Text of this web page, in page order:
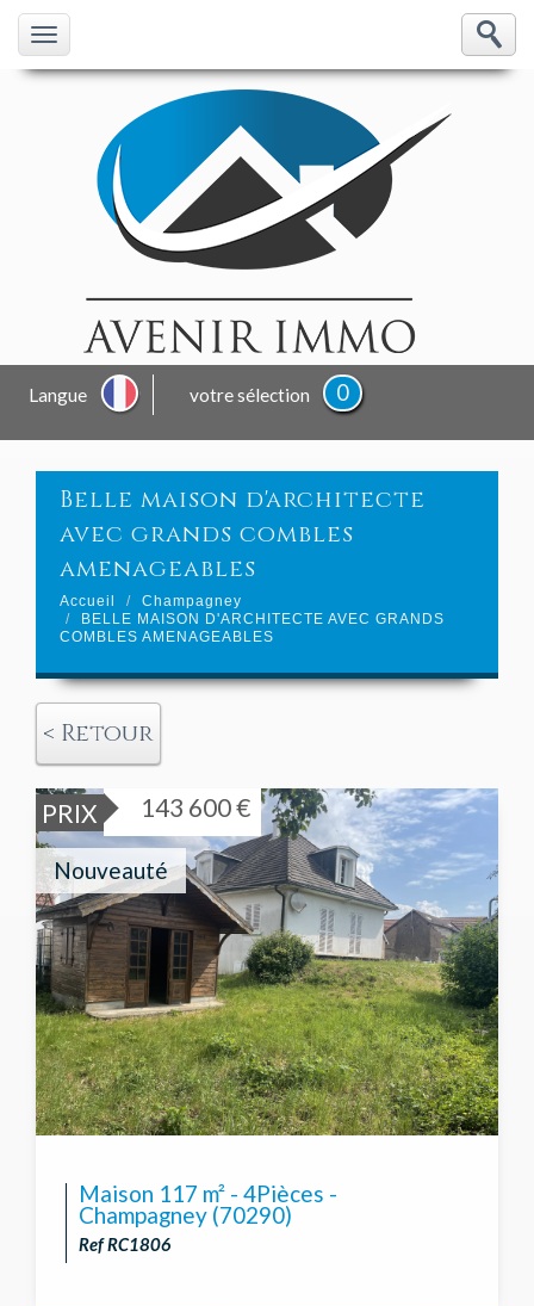
Langue votre sélection 0
belle maison d'architecte
avec grands combles
amenageables
Accueil
Champagney
BELLE MAISON D'ARCHITECTE AVEC GRANDS
COMBLES AMENAGEABLES
< Retour
PRIX 143 600 €
Nouveauté
Maison 117 m² - 4Pièces -
Champagney (70290)
Ref RC1806